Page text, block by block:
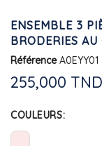
ENSEMBLE 3
BRODERIES AU
Référence A0EYY01
255,000 TND
COULEURS